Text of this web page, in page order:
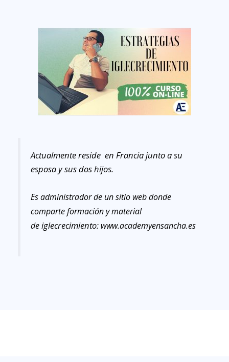
Actualmente reside en Francia junto a su
esposa y sus dos hijos.
Es administrador de un sitio web donde
comparte formación y material
deiglecrecimiento: www.academyensancha.es